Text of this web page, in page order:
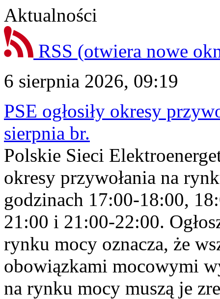
Aktualności
RSS (otwiera nowe
6 sierpnia 2026, 09:19
PSE ogłosiły okresy
sierpnia br.
Polskie Sieci
okresy przywołania na
godzinach 17:00-18:00,
21:00 i 21:00-22:00.
rynku mocy oznacza, że
obowiązkami mocowymi
na rynku mocy muszą je